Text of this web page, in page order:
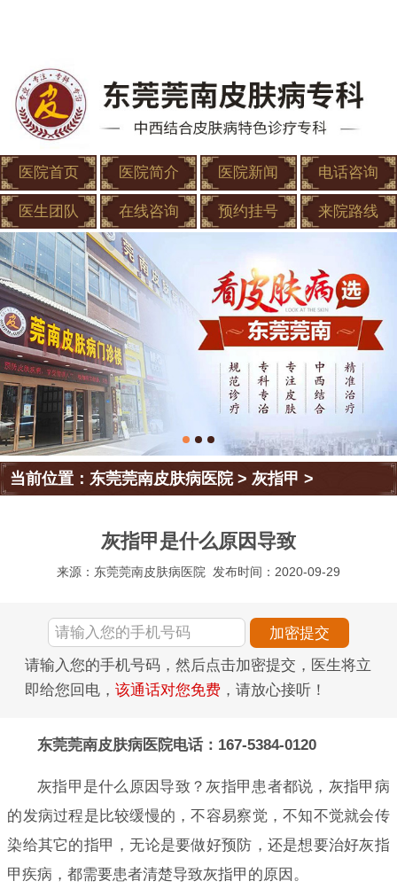
医院首页 医院简介 医院新闻 电话咨询
医生团队 在线咨询 预约挂号 来院路线
当前位置：东莞莞南皮肤病医院>灰指甲 >
灰指甲是什么原因导致
来源：东莞莞南皮肤病医院 发布时间：2020-09-29
请输入您的手机号码，然后点击加密提交，医生将立
即给您回电， 该通话对您免费 ，请放心接听！
东莞莞南皮肤病医院电话：167-5384-0120
灰指甲是什么原因导致？灰指甲患者都说，灰指甲病
的发病过程是比较缓慢的，不容易察觉，不知不觉就会传
染给其它的指甲，无论是要做好预防，还是想要治好灰指
甲疾病，都需要患者清楚导致灰指甲的原因。